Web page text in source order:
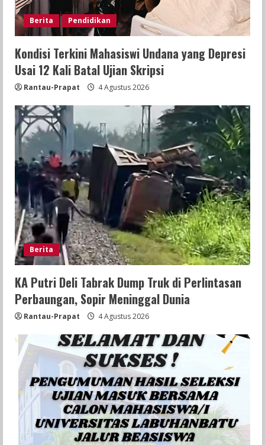
Berita Pendidikan
Kondisi Terkini Mahasiswi Undana yang Depresi
Usai 12 Kali Batal Ujian Skripsi
Rantau-Prapat 4 Agustus 2026
Berita
KA Putri Deli Tabrak Dump Truk di Perlintasan
Perbaungan, Sopir Meninggal Dunia
Rantau-Prapat 4 Agustus 2026